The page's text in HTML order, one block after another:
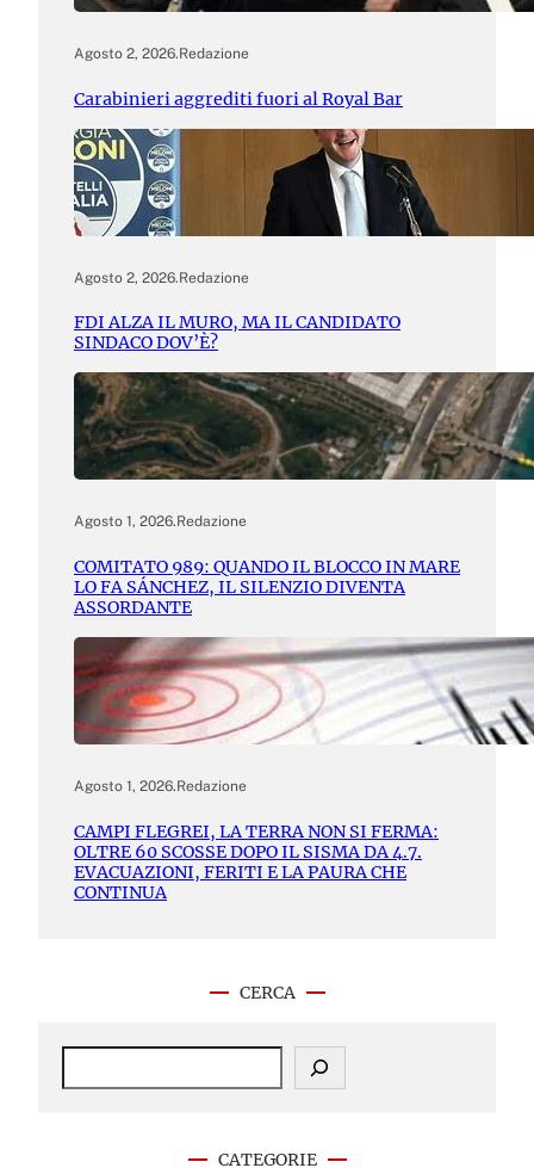
Agosto 2, 2026.Redazione
Carabinieri aggrediti fuori al Royal Bar
Agosto 2, 2026.Redazione
FDI ALZA IL MURO, MA IL CANDIDATO
SINDACO DOV’È?
Agosto 1, 2026.Redazione
COMITATO 989: QUANDO IL BLOCCO IN MARE
LO FA SÁNCHEZ, IL SILENZIO DIVENTA
ASSORDANTE
Agosto 1, 2026.Redazione
CAMPI FLEGREI, LA TERRA NON SI FERMA:
OLTRE 60 SCOSSE DOPO IL SISMA DA 4.7.
EVACUAZIONI, FERITI E LA PAURA CHE
CONTINUA
CERCA
S
CATEGORIE